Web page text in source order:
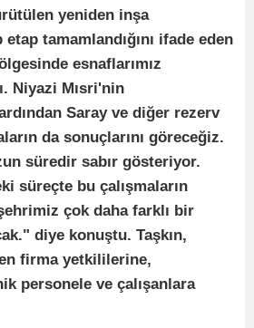
yeniden inşa
etap tamamlandığını ifade eden
esnaflarımız
Niyazi Mısri'nin
Saray ve diğer rezerv
da sonuçlarını göreceğiz.
süredir sabır gösteriyor.
süreçte bu çalışmaların
çok daha farklı bir
diye konuştu. Taşkın,
firma yetkililerine,
personele ve çalışanlara